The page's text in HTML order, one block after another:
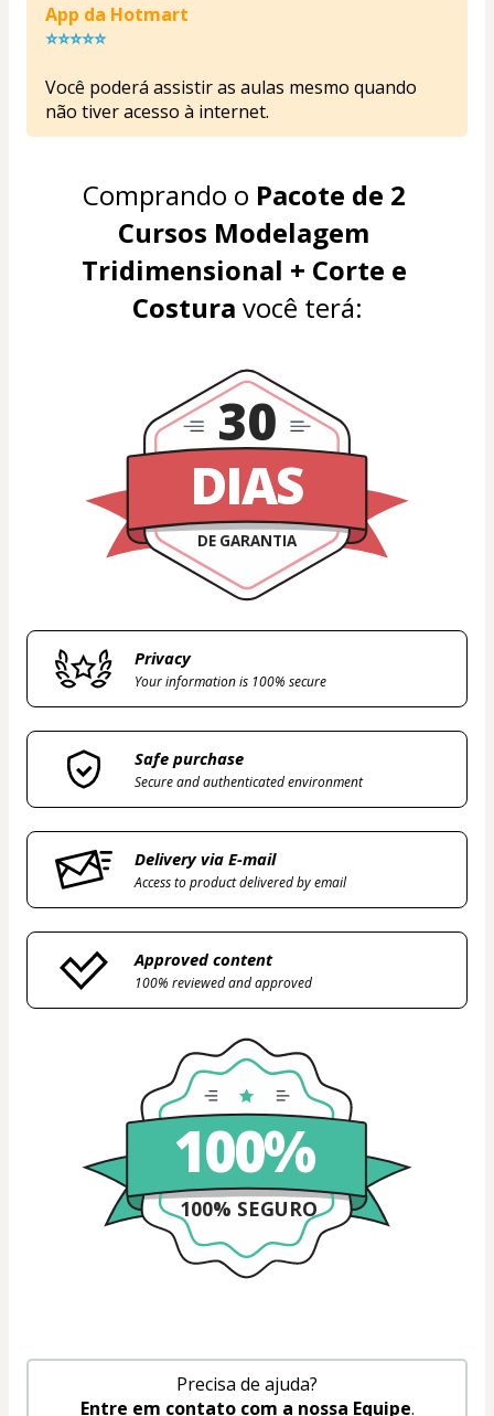
App da Hotmart
⭐⭐⭐⭐⭐
Você poderá assistir as aulas mesmo quando
não tiver acesso à internet.
Comprando o Pacote de 2
Cursos Modelagem
Tridimensional + Corte e
Costura você terá:
DIAS
DE GARANTIA
30
Privacy
Your information is 100% secure
Safe purchase
Secure and authenticated environment
Delivery via E-mail
Access to product delivered by email
Approved content
100% reviewed and approved
100%
100% SEGURO
Precisa de ajuda?
Entre em contato com a nossa Equipe.